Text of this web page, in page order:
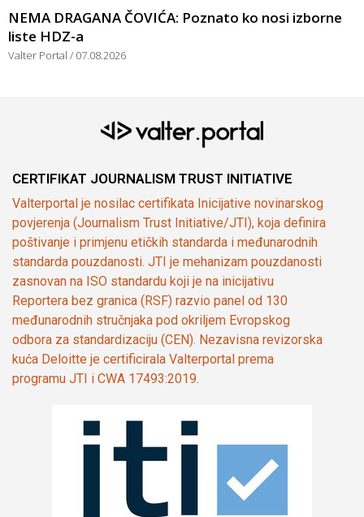
NEMA DRAGANA ČOVIĆA: Poznato ko nosi izborne
liste HDZ-a
Valter Portal 07.08.2026
CERTIFIKAT JOURNALISM TRUST INITIATIVE
Valterportal je nosilac certifikata Inicijative novinarskog
povjerenja (Journalism Trust Initiative/JTI), koja definira
poštivanje i primjenu etičkih standarda i međunarodnih
standarda pouzdanosti. JTI je mehanizam pouzdanosti
zasnovan na ISO standardu koji je na inicijativu
Reportera bez granica (RSF) razvio panel od 130
međunarodnih stručnjaka pod okriljem Evropskog
odbora za standardizaciju (CEN). Nezavisna revizorska
kuća Deloitte je certificirala Valterportal prema
programu JTI i CWA 17493:2019.